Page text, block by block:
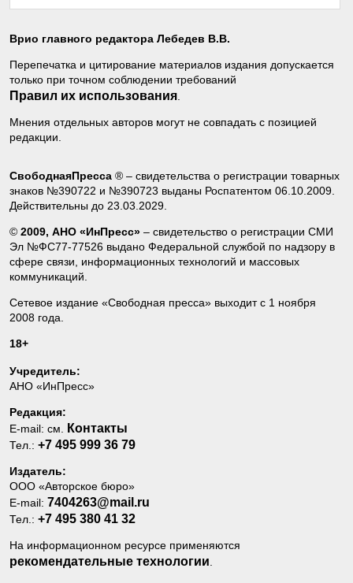
Врио главного редактора Лебедев В.В.
Перепечатка и цитирование материалов издания допускается
только при точном соблюдении требований
Правил их использования
Мнения отдельных авторов могут не совпадать с позицией
редакции.
СвободнаяПресса ® – свидетельства о регистрации товарных
знаков №390722 и №390723 выданы Роспатентом 06.10.2009.
Действительны до 23.03.2029.
© 2009, АНО «ИнПресс» – свидетельство о регистрации СМИ
Эл №ФС77-77526 выдано Федеральной службой по надзору в
сфере связи, информационных технологий и массовых
коммуникаций.
Сетевое издание «Свободная пресса» выходит с 1 ноября
2008 года.
18+
Учредитель:
АНО «ИнПресс»
Редакция:
E-mail: см.
Контакты
Тел.: +7 495 999 36 79
Издатель:
ООО «Авторское бюро»
E-mail: 7404263@mail.ru
Тел.: +7 495 380 41 32
На информационном ресурсе применяются
рекомендательные технологии